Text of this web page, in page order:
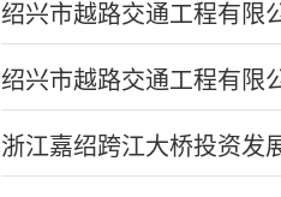
绍兴市越路交通工程有限
绍兴市越路交通工程有限
浙江嘉绍跨江大桥投资发